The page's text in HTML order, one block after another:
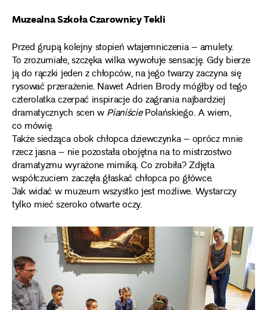
Muzealna Szkoła Czarownicy Tekli
Przed grupą kolejny stopień wtajemniczenia – amulety.
To zrozumiałe, szczęka wilka wywołuje sensację. Gdy bierze
ją do rączki jeden z chłopców, na jego twarzy zaczyna się
rysować przerażenie. Nawet Adrien Brody mógłby od tego
czterolatka czerpać inspiracje do zagrania najbardziej
dramatycznych scen wPianiściePolańskiego. A wiem,
co mówię.
Także siedząca obok chłopca dziewczynka – oprócz mnie
rzecz jasna – nie pozostała obojętna na to mistrzostwo
dramatyzmu wyrażone mimiką. Co zrobiła? Zdjęta
współczuciem zaczęła głaskać chłopca po główce.
Jak widać w muzeum wszystko jest możliwe. Wystarczy
tylko mieć szeroko otwarte oczy.